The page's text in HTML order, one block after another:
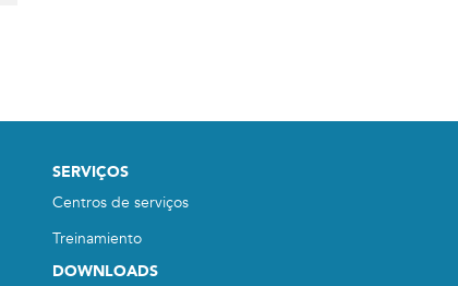
SERVIÇOS
Centros de serviços
Treinamiento
DOWNLOADS